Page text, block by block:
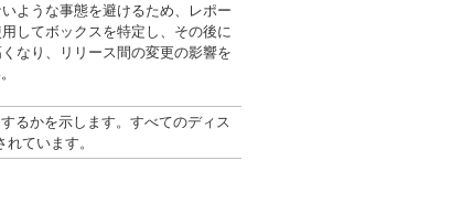
ような事態を避けるため、レポー
してボックスを特定し、その後に
なり、リリース間の変更の影響を
るかを示します。すべてのディス
ています。